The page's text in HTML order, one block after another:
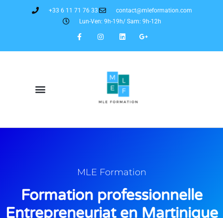
+33 6 11 71 76 33
contact@mleformation.com
Lun-Ven: 9h-19h/ Sam: 9h-12h
MLE Formation
Formation professionnelle
Entrepreneuriat en Martinique